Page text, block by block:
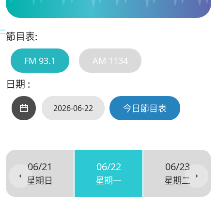
:::節目表:
FM 93.1 AM 1134
日期 :
今日節目表
06/21
星期日
06/22
星期一
06/23
星期二